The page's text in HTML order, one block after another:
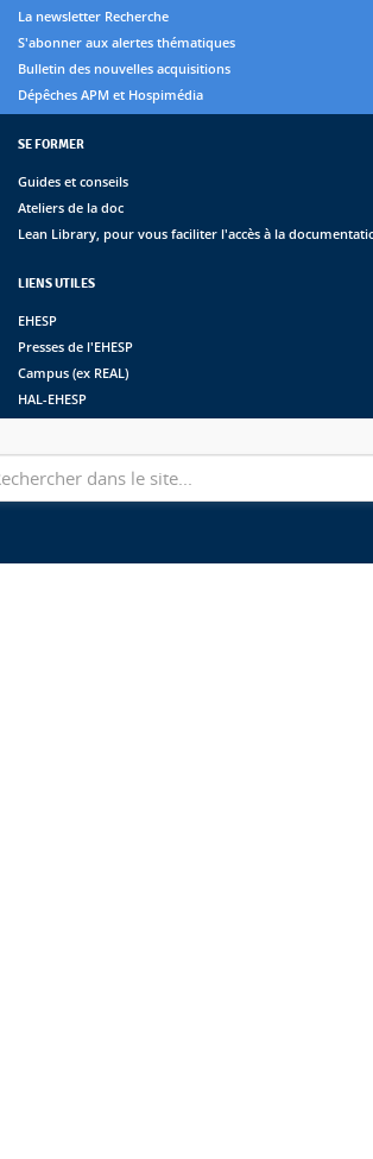
La newsletter Recherche
S'abonner aux alertes thématiques
Bulletin des nouvelles acquisitions
Dépêches APM et Hospimédia
SE FORMER
Guides et conseils
Ateliers de la doc
Lean Library, pour vous faciliter l'accès à la
LIENS UTILES
EHESP
Presses de l'EHESP
Campus (ex REAL)
HAL-EHESP
Suivez les bibliothèques de l'EHESP